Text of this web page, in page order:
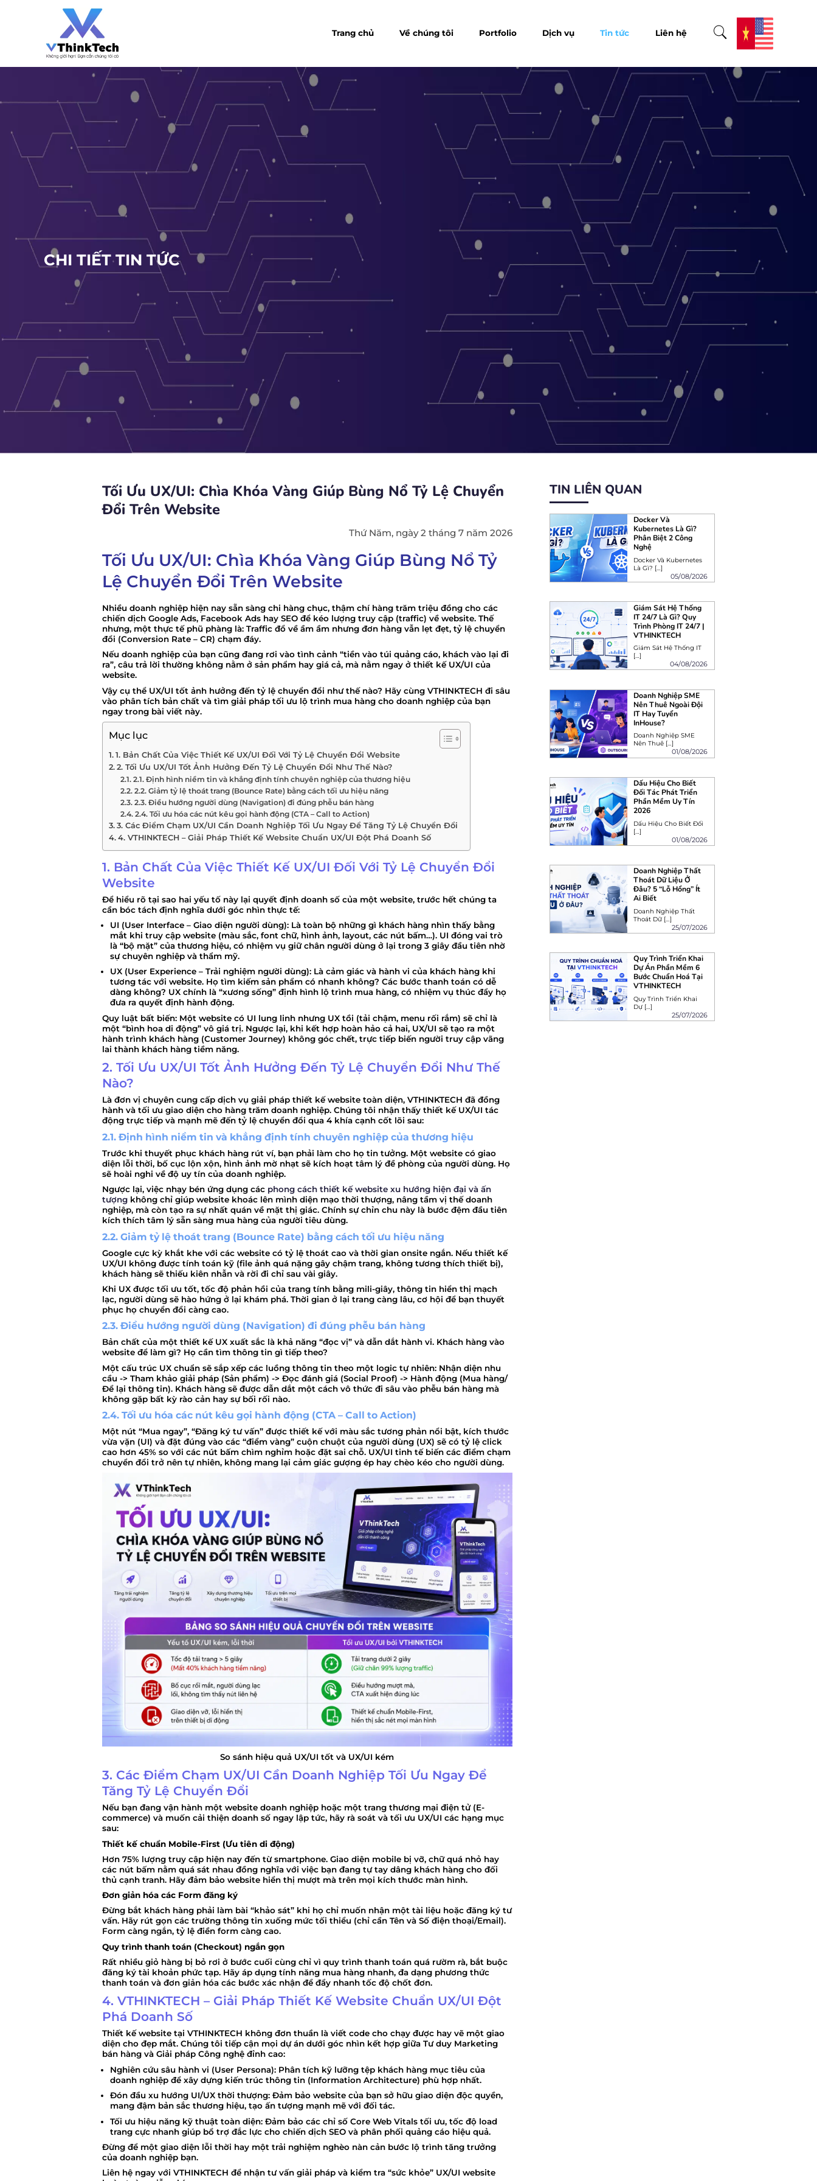
Trang chủ Về chúng tôi Portfolio Dịch vụ Tin tức Liên hệ
CHI TIẾT TIN TỨC
Tối Ưu UX/UI: Chìa Khóa Vàng Giúp Bùng Nổ Tỷ Lệ Chuyển
Đổi Trên Website
Thứ Năm, ngày 2 tháng 7 năm 2026
Tối Ưu UX/UI: Chìa Khóa Vàng Giúp Bùng Nổ Tỷ
Lệ Chuyển Đổi Trên Website
Nhiều doanh nghiệp hiện nay sẵn sàng chi hàng chục, thậm chí hàng trăm triệu đồng cho các
chiến dịch Google Ads, Facebook Ads hay SEO để kéo lượng truy cập (traffic) về website. Thế
nhưng, một thực tế phũ phàng là: Traffic đổ về ầm ầm nhưng đơn hàng vẫn lẹt đẹt, tỷ lệ chuyển
đổi (Conversion Rate – CR) chạm đáy.
Nếu doanh nghiệp của bạn cũng đang rơi vào tình cảnh “tiền vào túi quảng cáo, khách vào lại đi
ra”, câu trả lời thường không nằm ở sản phẩm hay giá cả, mà nằm ngay ởthiết kế UX/UI của
website.
Vậy cụ thể UX/UI tốt ảnh hưởng đến tỷ lệ chuyển đổi như thế nào? Hãy cùng VTHINKTECH đi sâu
vào phân tích bản chất và tìm giải pháp tối ưu lộ trình mua hàng cho doanh nghiệp của bạn
ngay trong bài viết này.
Mục lục
1. Bản Chất Của Việc Thiết Kế UX/UI Đối Với Tỷ Lệ Chuyển Đổi Website
2. Tối Ưu UX/UI Tốt Ảnh Hưởng Đến Tỷ Lệ Chuyển Đổi Như Thế Nào?
2.1. Định hình niềm tin và khẳng định tính chuyên nghiệp của thương hiệu
2.2. Giảm tỷ lệ thoát trang (Bounce Rate) bằng cách tối ưu hiệu năng
2.3. Điều hướng người dùng (Navigation) đi đúng phễu bán hàng
2.4. Tối ưu hóa các nút kêu gọi hành động (CTA – Call to Action)
3. Các Điểm Chạm UX/UI Cần Doanh Nghiệp Tối Ưu Ngay Để Tăng Tỷ Lệ Chuyển Đổi
4. VTHINKTECH – Giải Pháp Thiết Kế Website Chuẩn UX/UI Đột Phá Doanh Số
1. Bản Chất Của Việc Thiết Kế UX/UI Đối Với Tỷ Lệ Chuyển Đổi
Website
Để hiểu rõ tại sao hai yếu tố này lại quyết định doanh số của một website, trước hết chúng ta
cần bóc tách định nghĩa dưới góc nhìn thực tế:
UI (User Interface – Giao diện người dùng):Là toàn bộ những gì khách hàng nhìn thấy bằng
mắt khi truy cập website (màu sắc, font chữ, hình ảnh, layout, các nút bấm…). UI đóng vai trò
là “bộ mặt” của thương hiệu, có nhiệm vụ giữ chânngười dùng ở lại trong 3 giây đầu tiên nhờ
sự chuyên nghiệp và thẩm mỹ.
UX (User Experience – Trải nghiệm người dùng):Là cảm giác và hành vi của khách hàng khi
tương tác với website. Họ tìm kiếm sản phẩm có nhanh không? Các bước thanh toán có dễ
dàng không? UX chính là “xương sống” định hình lộ trình mua hàng, có nhiệm vụ thúc đẩyhọ
đưa ra quyết định hành động.
Quy luật bất biến: Một website có UI lung linh nhưng UX tồi (tải chậm, menu rối rắm) sẽ chỉ là
một “bình hoa di động” vô giá trị. Ngược lại, khi kết hợp hoàn hảo cả hai, UX/UI sẽ tạo ra một
hành trình khách hàng (Customer Journey) không góc chết, trực tiếp biến người truy cập vãng
lai thành khách hàng tiềm năng.
2. Tối Ưu UX/UI Tốt Ảnh Hưởng Đến Tỷ Lệ Chuyển Đổi Như Thế
Nào?
Là đơn vị chuyên cung cấp dịch vụ giải pháp thiết kế website toàn diện, VTHINKTECH đã đồng
hành và tối ưu giao diện cho hàng trăm doanh nghiệp. Chúng tôi nhận thấy thiết kế UX/UI tác
động trực tiếp và mạnh mẽ đến tỷ lệ chuyển đổi qua 4 khía cạnh cốt lõi sau:
2.1. Định hình niềm tin và khẳng định tính chuyên nghiệp của thương hiệu
Trước khi thuyết phục khách hàng rút ví, bạn phải làm cho họ tin tưởng. Một website có giao
diện lỗi thời, bố cục lộn xộn, hình ảnh mờ nhạt sẽ kích hoạt tâm lý đề phòng của người dùng. Họ
sẽ hoài nghi về độ uy tín của doanh nghiệp.
Ngược lại, việc nhạy bén ứng dụng các phong cách thiết kế website xu hướng hiện đại và ấn
tượng không chỉ giúp website khoác lên mình diện mạo thời thượng, nâng tầm vị thế doanh
nghiệp, mà còn tạo ra sự nhất quán về mặt thị giác. Chính sự chỉn chu này là bước đệm đầu tiên
kích thích tâm lý sẵn sàng mua hàng của người tiêu dùng.
2.2. Giảm tỷ lệ thoát trang (Bounce Rate) bằng cách tối ưu hiệu năng
Google cực kỳ khắt khe với các website có tỷ lệ thoát cao và thời gian onsite ngắn. Nếu thiết kế
UX/UI không được tính toán kỹ (file ảnh quá nặng gây chậm trang, không tương thích thiết bị),
khách hàng sẽ thiếu kiên nhẫn và rời đi chỉ sau vài giây.
Khi UX được tối ưu tốt, tốc độ phản hồi của trang tính bằng mili-giây, thông tin hiển thị mạch
lạc, người dùng sẽ hào hứng ở lại khám phá. Thời gian ở lại trang càng lâu, cơ hội để bạn thuyết
phục họ chuyển đổi càng cao.
2.3. Điều hướng người dùng (Navigation) đi đúng phễu bán hàng
Bản chất của một thiết kế UX xuất sắc là khả năng “đọc vị” và dẫn dắt hành vi. Khách hàng vào
website để làm gì? Họ cần tìm thông tin gì tiếp theo?
Một cấu trúc UX chuẩn sẽ sắp xếp các luồng thông tin theo một logic tự nhiên: Nhận diện nhu
cầu -> Tham khảo giải pháp (Sản phẩm) -> Đọc đánh giá (Social Proof) -> Hành động (Mua hàng/
Để lại thông tin). Khách hàng sẽ được dẫn dắt một cách vô thức đi sâu vào phễu bán hàng mà
không gặp bất kỳ rào cản hay sự bối rối nào.
2.4. Tối ưu hóa các nút kêu gọi hành động (CTA – Call to Action)
Một nút “Mua ngay”, “Đăng ký tư vấn” được thiết kế với màu sắc tương phản nổi bật, kích thước
vừa vặn (UI) và đặt đúng vào các “điểm vàng” cuộn chuột của người dùng (UX) sẽ có tỷ lệ click
cao hơn 45% so với các nút bấm chìm nghỉm hoặc đặt sai chỗ. UX/UI tinh tế biến các điểm chạm
chuyển đổi trở nên tự nhiên, không mang lại cảm giác gượng ép hay chèo kéo cho người dùng.
So sánh hiệu quả UX/UI tốt và UX/UI kém
3. Các Điểm Chạm UX/UI Cần Doanh Nghiệp Tối Ưu Ngay Để
Tăng Tỷ Lệ Chuyển Đổi
Nếu bạn đang vận hành một website doanh nghiệp hoặc một trang thương mại điện tử (E-
commerce) và muốn cải thiện doanh số ngay lập tức, hãy rà soát và tối ưu UX/UI các hạng mục
sau:
Thiết kế chuẩn Mobile-First (Ưu tiên di động)
Hơn 75% lượng truy cập hiện nay đến từ smartphone. Giao diện mobile bị vỡ, chữ quá nhỏ hay
các nút bấm nằm quá sát nhau đồng nghĩa với việc bạn đang tự tay dâng khách hàng cho đối
thủ cạnh tranh. Hãy đảm bảo website hiển thị mượt mà trên mọi kích thước màn hình.
Đơn giản hóa các Form đăng ký
Đừng bắt khách hàng phải làm bài “khảo sát” khi họ chỉ muốn nhận một tài liệu hoặc đăng ký tư
vấn. Hãy rút gọn các trường thông tin xuống mức tối thiểu (chỉ cần Tên và Số điện thoại/Email).
Form càng ngắn, tỷ lệ điền form càng cao.
Quy trình thanh toán (Checkout) ngắn gọn
Rất nhiều giỏ hàng bị bỏ rơi ở bước cuối cùng chỉ vì quy trình thanh toán quá rườm rà, bắt buộc
đăng ký tài khoản phức tạp. Hãy áp dụng tính năng mua hàng nhanh, đa dạng phương thức
thanh toán và đơn giản hóa các bước xác nhận để đẩy nhanh tốc độ chốt đơn.
4. VTHINKTECH – Giải Pháp Thiết Kế Website Chuẩn UX/UI Đột
Phá Doanh Số
Thiết kế website tạiVTHINKTECH không đơn thuần là viết code cho chạy được hay vẽ một giao
diện cho đẹp mắt. Chúng tôi tiếp cận mọi dự án dưới góc nhìn kết hợp giữaTư duy Marketing
bán hàng vàGiải pháp Công nghệ đỉnh cao:
Nghiên cứu sâu hành vi (User Persona):Phân tích kỹ lưỡng tệp khách hàng mục tiêu của
doanh nghiệp để xây dựng kiến trúc thông tin (Information Architecture) phù hợp nhất.
Đón đầu xu hướng UI/UX thời thượng:Đảm bảo website của bạn sở hữu giao diện độc quyền,
mang đậm bản sắc thương hiệu, tạo ấn tượng mạnh mẽ với đối tác.
Tối ưu hiệu năng kỹ thuật toàn diện:Đảm bảo các chỉ số Core Web Vitals tối ưu, tốc độ load
trang cực nhanh giúp bổ trợ đắc lực cho chiến dịch SEO và phân phối quảng cáo hiệu quả.
Đừng để một giao diện lỗi thời hay một trải nghiệm nghèo nàn cản bước lộ trình tăng trưởng
của doanh nghiệp bạn.
Liên hệ ngay với VTHINKTECH để nhận tư vấn giải pháp và kiểm tra “sức khỏe” UX/UI website
TIN LIÊN QUAN
Docker Và
Kubernetes Là Gì?
Phân Biệt 2 Công
Nghệ
Docker Và Kubernetes
Là Gì? […]
05/08/2026
Giám Sát Hệ Thống
IT 24/7 Là Gì? Quy
Trình Phòng IT 24/7 |
VTHINKTECH
Giám Sát Hệ Thống IT
[…]
04/08/2026
Doanh Nghiệp SME
Nên Thuê Ngoài Đội
IT Hay Tuyển
InHouse?
Doanh Nghiệp SME
Nên Thuê […]
01/08/2026
Dấu Hiệu Cho Biết
Đối Tác Phát Triển
Phần Mềm Uy Tín
2026
Dấu Hiệu Cho Biết Đối
[…]
01/08/2026
Doanh Nghiệp Thất
Thoát Dữ Liệu Ở
Đâu? 5 “Lỗ Hổng” Ít
Ai Biết
Doanh Nghiệp Thất
Thoát Dữ […]
25/07/2026
Quy Trình Triển Khai
Dự Án Phần Mềm 6
Bước Chuẩn Hoá Tại
VTHINKTECH
Quy Trình Triển Khai
Dự […]
25/07/2026